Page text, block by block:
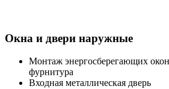
Окна и двери наружные
Монтаж энергосберегающих
фурнитура
Входная металлическая дверь